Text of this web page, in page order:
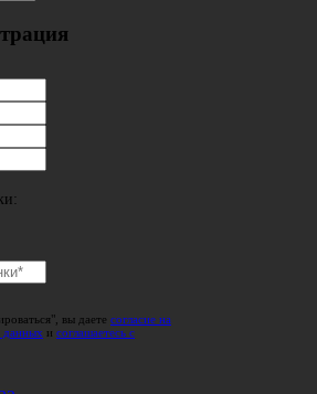
вы даете согласие на
данных и соглашаетесь с